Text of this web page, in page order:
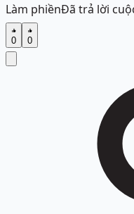
Làm phiềnĐã trả lời
0 0